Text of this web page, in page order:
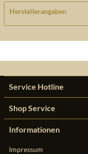
Herstellerangaben
Service Hotline
Shop Service
Informationen
Impressum